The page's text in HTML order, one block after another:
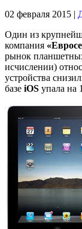
02 февраля 2015 |
Один из
компания
рынок
исчислении)
устройства
базе iOS упала на